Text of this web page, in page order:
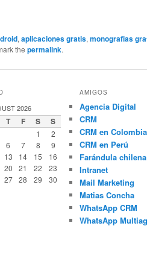
,aplicaciones gratis,monografias
thepermalink.
2026
T F S S
1
2
6 7 8
9
13 14 15
16
20 21 22
23
27 28 29
30
AMIGOS
Agencia Digital
CRM
CRM en Colombia
CRM en Perú
Farándula chilena
Intranet
Mail Marketing
Matias Concha
WhatsApp CRM
WhatsApp